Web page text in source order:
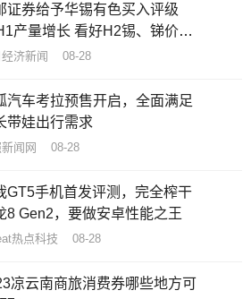
证券给予华锡有色买入评级
产量增长 看好H2锡、锑价格
回升
经济新闻 08-28
汽车考拉预售开启，全面满足
带娃出行需求
新闻网 08-28
GT5手机首发评测，完全榨干
8 Gen2，要做安卓性能之王
热点科技 08-28
凉云南商旅消费券哪些地方可